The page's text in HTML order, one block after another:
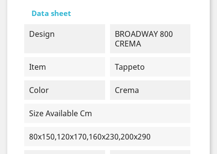
Data sheet
Design
BROADWAY 800
CREMA
Item Tappeto
Color Crema
Size Available Cm
80x150,120x170,160x230,200x290